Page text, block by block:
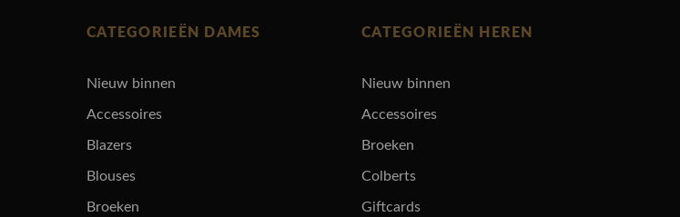
CATEGORIEËN DAMES
Nieuw binnen
Accessoires
Blazers
Blouses
Broeken
CATEGORIEËN HEREN
Nieuw binnen
Accessoires
Broeken
Colberts
Giftcards